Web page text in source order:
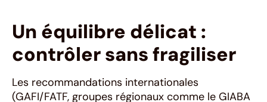
Un équilibre délicat :
contrôler sans fragiliser
Les recommandations internationales
(GAFI/FATF, groupes régionaux comme le GIABA